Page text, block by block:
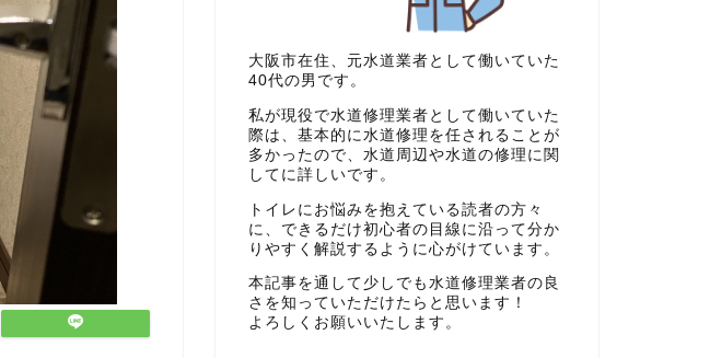
大阪市在住、元水道業者として働いていた
40代の男です。
私が現役で水道修理業者として働いていた
際は、基本的に水道修理を任されることが
多かったので、水道周辺や水道の修理に関
してに詳しいです。
トイレにお悩みを抱えている読者の方々
に、できるだけ初心者の目線に沿って分か
りやすく解説するように心がけています。
本記事を通して少しでも水道修理業者の良
さを知っていただけたらと思います！
よろしくお願いいたします。